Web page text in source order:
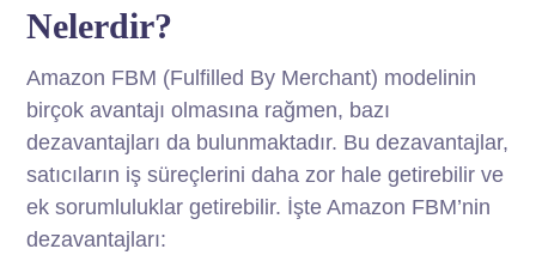
Nelerdir?
Amazon FBM (Fulfilled By Merchant) modelinin
birçok avantajı olmasına rağmen, bazı
dezavantajları da bulunmaktadır. Bu dezavantajlar,
satıcıların iş süreçlerini daha zor hale getirebilir ve
ek sorumluluklar getirebilir. İşte Amazon FBM’nin
dezavantajları: